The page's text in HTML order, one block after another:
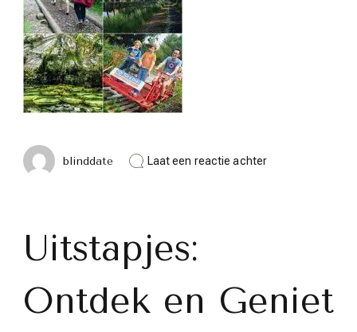
blinddate Laat een reactie achterop
Nieuwe
Avonturen
Uitstapjes:
Ontdek en Geniet